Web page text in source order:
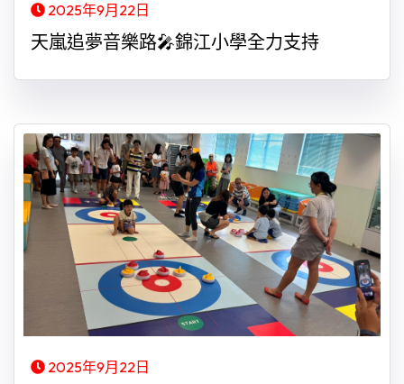
2025年9月22日
天嵐追夢音樂路🎤錦江小學全力支持
2025年9月22日